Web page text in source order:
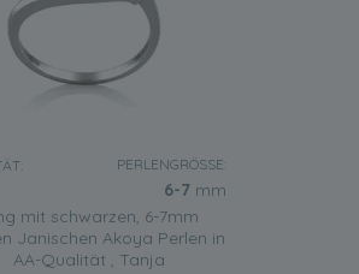
PERLENGRÖSSE:
6-7 mm
mit schwarzen, 6-7mm
Janischen Akoya Perlen in
AA-Qualität , Tanja